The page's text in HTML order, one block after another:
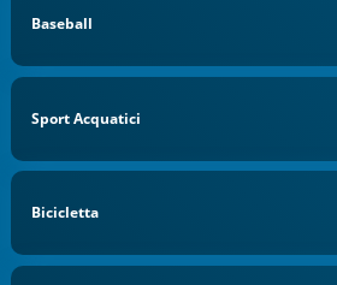
Baseball
Sport Acquatici
Bicicletta